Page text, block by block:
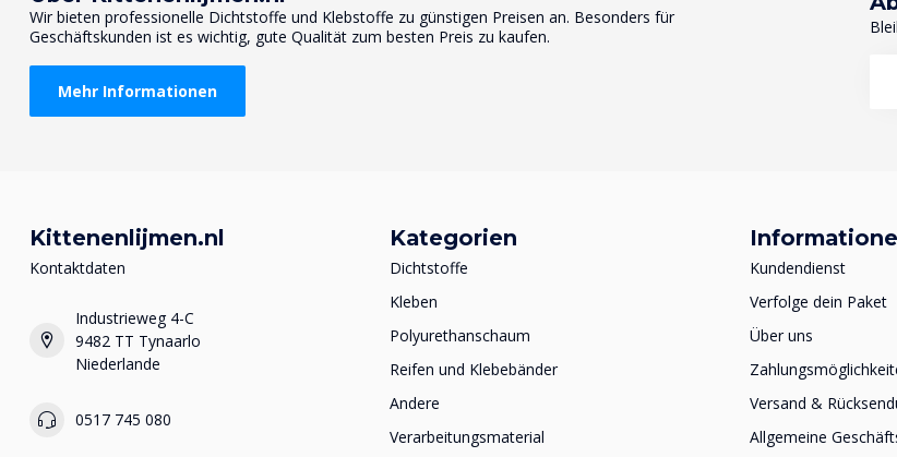
Wir bieten professionelle Dichtstoffe und Klebstoffe zu günstigen Preisen an. Besonders für
Geschäftskunden ist es wichtig, gute Qualität zum besten Preis zu kaufen.
Mehr Informationen
Kittenenlijmen.nl
Kontaktdaten
Industrieweg 4-C
9482 TT Tynaarlo
Niederlande
0517 745 080
Kategorien
Dichtstoffe
Kleben
Polyurethanschaum
Reifen und Klebebänder
Andere
Verarbeitungsmaterial
Kundendienst
Verfolge dein Paket
Über uns
Versand &
Allgemeine